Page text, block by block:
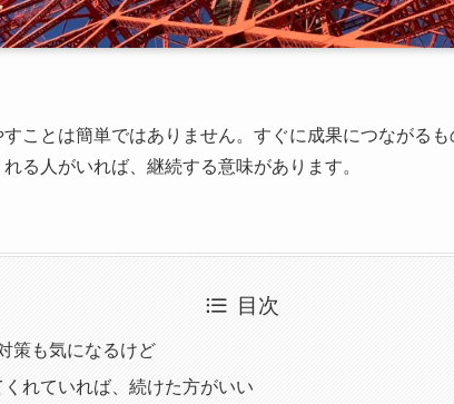
ことは簡単ではありません。すぐに成果につながる
る人がいれば、継続する意味があります。
目次
策も気になるけど
れていれば、続けた方がいい